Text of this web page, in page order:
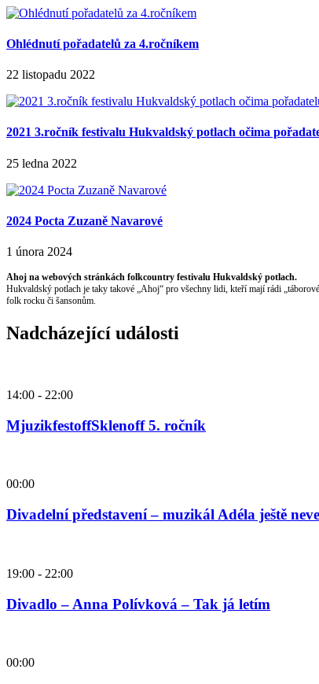
Ohlédnutí pořadatelů za 4.ročníkem
22 listopadu 2022
2021 3.ročník festivalu Hukvaldský potlach očima
25 ledna 2022
2024 Pocta Zuzaně Navarové
1 února 2024
Ahoj na webových stránkách folkcountry festivalu Hukvaldský potlach.
Hukvaldský potlach je taky takové „Ahoj“ pro všechny lidi, kteří mají rádi
folk rocku či šansonům.
Nadcházející události
14:00 - 22:00
MjuzikfestoffSklenoff 5. ročník
00:00
Divadelní představení – muzikál Adéla ještě
19:00 - 22:00
Divadlo – Anna Polívková – Tak já letím
00:00